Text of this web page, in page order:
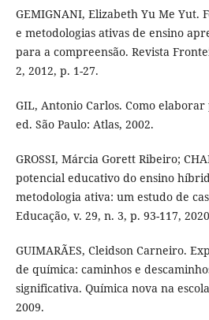
GEMIGNANI, Elizabeth Yu Me Yut.
e metodologias ativas de ensino
para a compreensão. Revista
2, 2012, p. 1-27.
GIL, Antonio Carlos. Como
ed. São Paulo: Atlas, 2002.
GROSSI, Márcia Gorett Ribeiro;
potencial educativo do ensino
metodologia ativa: um estudo de
Educação, v. 29, n. 3, p. 93-117,
GUIMARÃES, Cleidson Carneiro.
de química: caminhos e
significativa. Química nova na
2009.